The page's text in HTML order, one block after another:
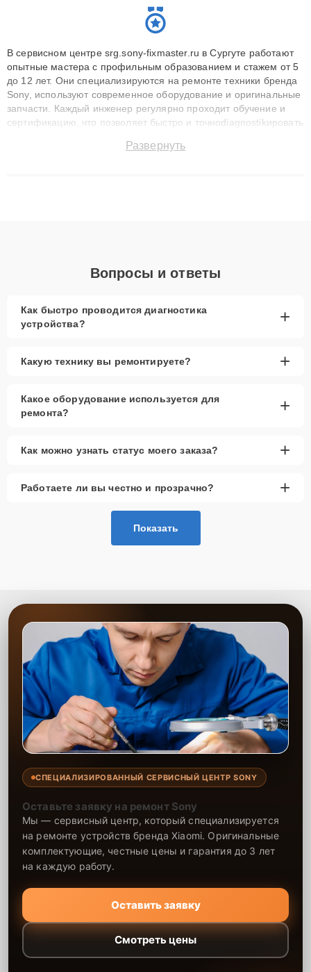
В сервисном центре srg.sony-fixmaster.ru в Сургуте работают
опытные мастера с профильным образованием и стажем от 5
до 12 лет. Они специализируются на ремонте техники бренда
Sony, используют современное оборудование и оригинальные
запчасти. Каждый инженер регулярно проходит обучение и
сертификацию, что позволяет быстро и точноdiagnostikировать
до 3 лет. Наши мастера решают сложные случаи: от замены
Развернуть
Вопросы и ответы
Как быстро проводится диагностика
устройства?
+
Какую технику вы ремонтируете? +
Какое оборудование используется для
ремонта?
+
Как можно узнать статус моего заказа? +
Работаете ли вы честно и прозрачно? +
Показать
СПЕЦИАЛИЗИРОВАННЫЙ СЕРВИСНЫЙ ЦЕНТР SONY
Оставьте заявку на ремонт Sony
Мы — сервисный центр, который специализируется
на ремонте устройств бренда Xiaomi. Оригинальные
комплектующие, честные цены и гарантия до 3 лет
на каждую работу.
Оставить заявку
Смотреть цены